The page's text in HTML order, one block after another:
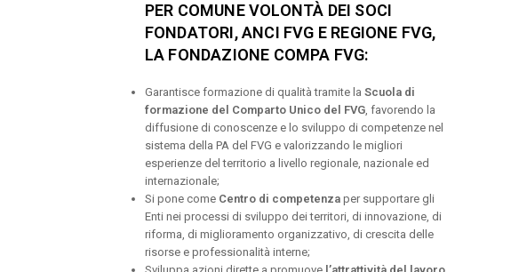
PER COMUNE VOLONTÀ DEI SOCI
FONDATORI, ANCI FVG E REGIONE FVG,
LA FONDAZIONE COMPA FVG:
Garantisce formazione di qualità tramite la Scuola di
formazione del Comparto Unico del FVG, favorendo la
diffusione di conoscenze e lo sviluppo di competenze nel
sistema della PA del FVG e valorizzando le migliori
esperienze del territorio a livello regionale, nazionale ed
internazionale;
Si pone come Centro di competenzaper supportare gli
Enti nei processi di sviluppo dei territori, di innovazione, di
riforma, di miglioramento organizzativo, di crescita delle
risorse e professionalità interne;